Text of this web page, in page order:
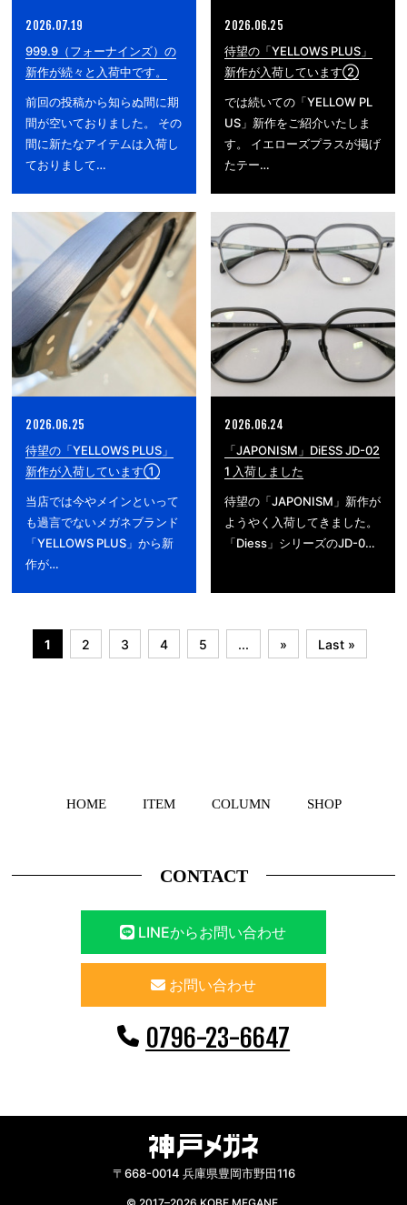
2026.07.19
999.9（フォーナインズ）の
新作が続々と入荷中です。
前回の投稿から知らぬ間に期
間が空いておりました。 その
間に新たなアイテムは入荷し
ておりまして…
2026.06.25
待望の「YELLOWS PLUS」
新作が入荷しています②
では続いての「YELLOW PL
US」新作をご紹介いたしま
す。 イエローズプラスが掲げ
たテー…
2026.06.25
待望の「YELLOWS PLUS」
新作が入荷しています①
当店では今やメインといって
も過言でないメガネブランド
「YELLOWS PLUS」から新
作が…
2026.06.24
「JAPONISM」DiESS JD-02
1 入荷しました
待望の「JAPONISM」新作が
ようやく入荷してきました。
「Diess」シリーズのJD-0…
1 2 3 4 5 ... » Last »
HOME ITEM COLUMN SHOP
CONTACT
LINEからお問い合わせ
お問い合わせ
0796-23-6647
〒668-0014 兵庫県豊岡市野田116